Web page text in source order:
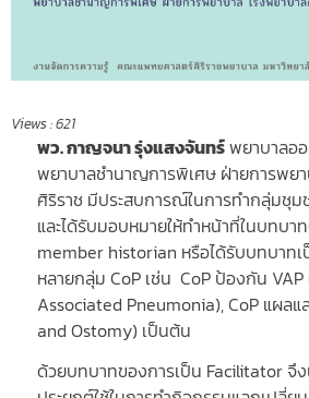
Views :621
พว. กาญจนา รุ่งแสงจันทร์พยาบาลอ
พยาบาลชำนาญการพิเศษ ฝ่ายการพย
ศิริราช มีประสบการณ์ในการทำกลุ่มชุ
และได้รับมอบหมายให้ทำหน้าที่ในบทบา
member historian หรือได้รับบทบาท
หลายกลุ่ม CoP เช่น CoP ป้องกัน
Associated Pneumonia), CoP แผลแ
and Ostomy) เป็นต้น
ด้วยบทบาทของการเป็น Facilitator จึง